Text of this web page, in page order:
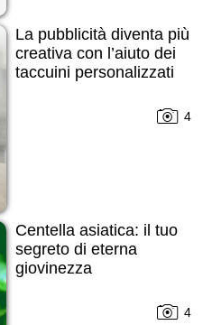
La pubblicità diventa più
creativa con l’aiuto dei
taccuini personalizzati
4
Centella asiatica: il tuo
segreto di eterna
giovinezza
4